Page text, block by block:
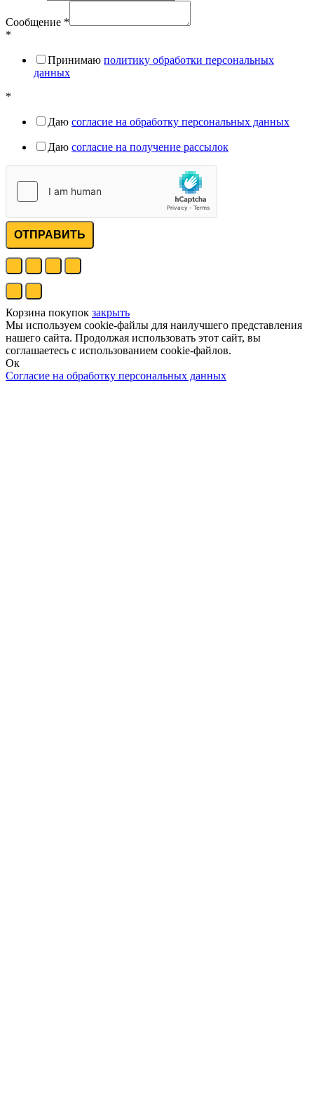
Сообщение *
*
Принимаю политику обработки персональных
данных
*
Даю согласие на обработку персональных данных
Даю согласие на получение рассылок
ОТПРАВИТЬ
Корзина покупок закрыть
Мы используем cookie-файлы для наилучшего представления
нашего сайта. Продолжая использовать этот сайт, вы
соглашаетесь с использованием cookie-файлов.
Ок
Согласие на обработку персональных данных